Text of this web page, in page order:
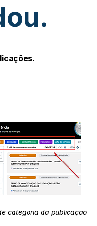
categoria da publicação